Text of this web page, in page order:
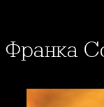
Франка